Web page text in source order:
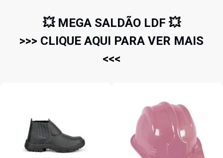
💥 MEGA SALDÃO LDF 💥
>>> CLIQUE AQUI PARA VER MAIS
<<<